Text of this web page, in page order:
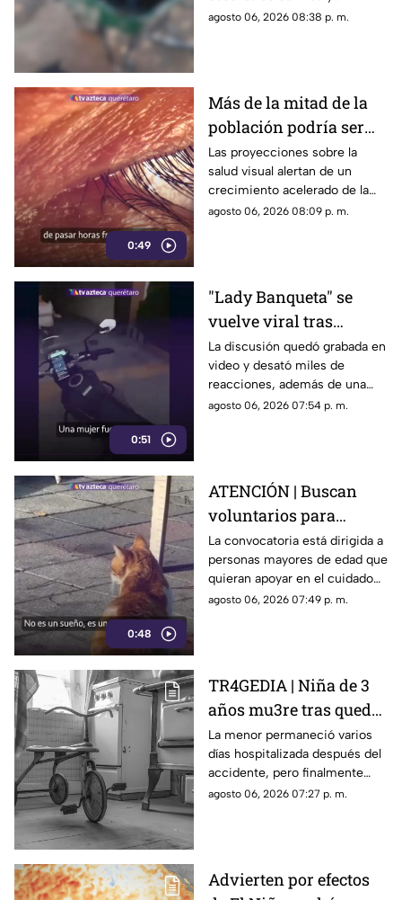
esta zona de Querétaro:
IMAGENES SENSIBLES
solicitaron que se esclarezcan
agosto 06, 2026 08:38 p. m.
0:49
Más de la mitad de la
población podría ser
miope en 2050;
especialistas advierten
las causas
Las proyecciones sobre la
salud visual alertan de un
crecimiento acelerado de la
miopía y señalan que pasar
agosto 06, 2026 08:09 p. m.
0:51
"Lady Banqueta" se
vuelve viral tras
confrontar a un
repartidor; así fue el
momento
La discusión quedó grabada en
video y desató miles de
reacciones, además de una
muestra de apoyo de
agosto 06, 2026 07:54 p. m.
0:48
ATENCIÓN | Buscan
voluntarios para
cuidar gatos en una
isla de Grecia
La convocatoria está dirigida a
personas mayores de edad que
quieran apoyar en el cuidado
de gatos rescatados mientras
agosto 06, 2026 07:49 p. m.
TR4GEDIA | Niña de 3
años mu3re tras quedar
atrapada en un juguete
La menor permaneció varios
días hospitalizada después del
accidente, pero finalmente
perdió la vida a causa de una
agosto 06, 2026 07:27 p. m.
Advierten por efectos